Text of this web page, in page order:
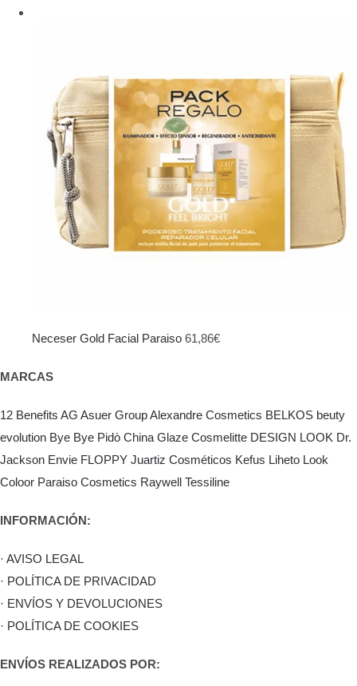
103,95€.69,00€.
Neceser Gold Facial Paraiso 61,86€
MARCAS
12 Benefits AG Asuer GroupAlexandre Cosmetics BELKOS beuty
evolution Bye Bye Pidò China Glaze Cosmelitte DESIGN LOOK Dr.
Jackson Envie FLOPPY Juartiz Cosméticos Kefus Liheto Look
Coloor Paraiso Cosmetics Raywell Tessiline
INFORMACIÓN:
· AVISO LEGAL
· POLÍTICA DE PRIVACIDAD
· ENVÍOS Y DEVOLUCIONES
· POLÍTICA DE COOKIES
ENVÍOS REALIZADOS POR: